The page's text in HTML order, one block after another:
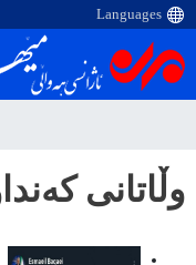
وڵاتانی